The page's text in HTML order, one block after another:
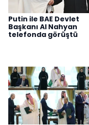
Putin ile BAE Devlet
Başkanı Al Nahyan
telefonda görüştü